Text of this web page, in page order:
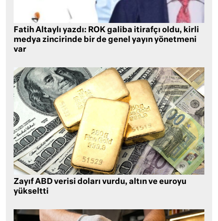
Fatih Altaylı yazdı: ROK galiba itirafçı oldu, kirli
medya zincirinde bir de genel yayın yönetmeni
var
Zayıf ABD verisi doları vurdu, altın ve euroyu
yükseltti